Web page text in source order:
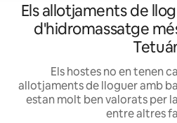
Els allotjaments de
d'hidromassatge
Els hostes no en tenen
allotjaments de lloguer amb
estan molt ben valorats per
entre altres